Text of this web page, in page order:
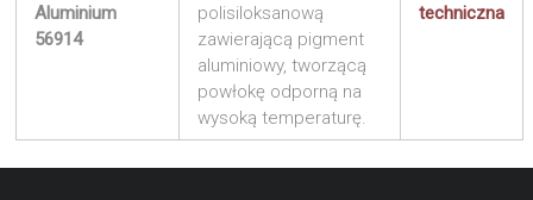
Aluminium
56914
polisiloksanową
zawierającą pigment
aluminiowy, tworzącą
powłokę odporną na
wysoką temperaturę.
techniczna